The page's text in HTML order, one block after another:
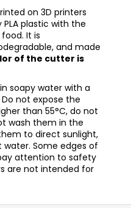
on 3D printers
plastic with the
It is
and made
of the cutter is
soapy water with a
not expose the
than 55°C, do not
wash them in the
to direct sunlight,
Some edges of
attention to safety
are not intended for